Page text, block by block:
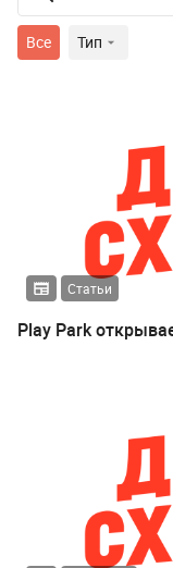
Все Тип
Статьи
Play Park